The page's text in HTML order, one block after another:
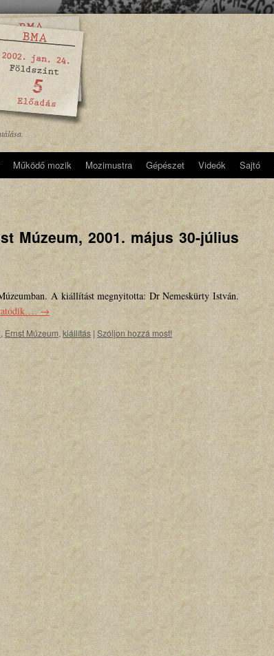
Működő mozik Mozimustra Gépészet Videók Sajtó
Múzeum, 2001. május 30-július
A kiállítást megnyitotta: Dr Nemeskürty István.
→
,Ernst Múzeum,kiállítás |Szóljon hozzá most!